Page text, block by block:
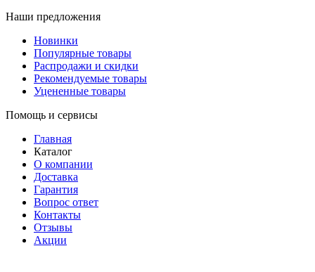
Наши предложения
Новинки
Популярные товары
Распродажи и скидки
Рекомендуемые товары
Уцененные товары
Помощь и сервисы
Главная
Каталог
О компании
Доставка
Гарантия
Вопрос ответ
Контакты
Отзывы
Акции